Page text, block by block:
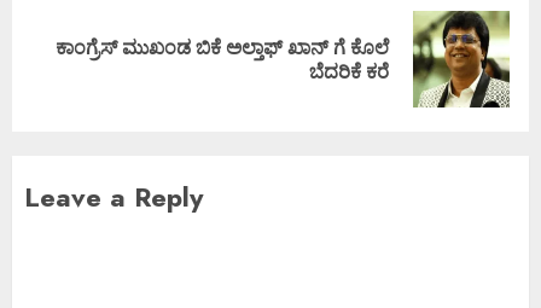
ಕಾಂಗ್ರೆಸ್ ಮುಖಂಡ ಬಿಕೆ ಅಲ್ತಾಫ್ ಖಾನ್ ಗೆ ಕೊಲೆ
ಬೆದರಿಕೆ ಕರೆ
Leave a Reply